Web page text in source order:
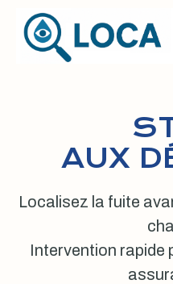
AUX
Localisez la fuite
Intervention rapide